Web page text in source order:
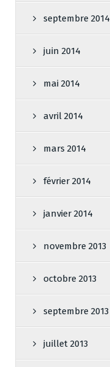
septembre 2014
juin 2014
mai 2014
avril 2014
mars 2014
février 2014
janvier 2014
novembre 2013
octobre 2013
septembre 2013
juillet 2013